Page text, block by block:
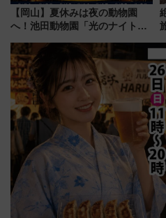
【岡山】夏休みは夜の動物園
へ！池田動物園「光のナイトズ
な夜